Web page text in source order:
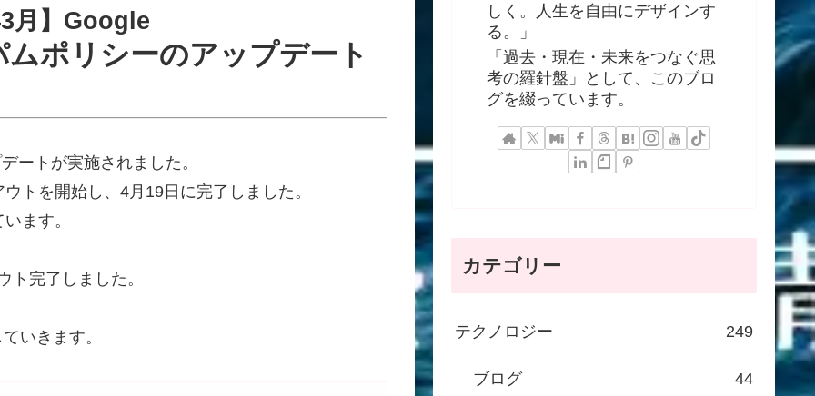
月】Google
ポリシーのアップデート
ートが実施されました。
トを開始し、4月19日に完了しました。
ます。
ト完了しました。
いきます。
しく。人生を自由にデザインす
る。」
「過去・現在・未来をつなぐ思
考の羅針盤」として、このブロ
グを綴っています。
カテゴリー
テクノロジー 249
ブログ 44